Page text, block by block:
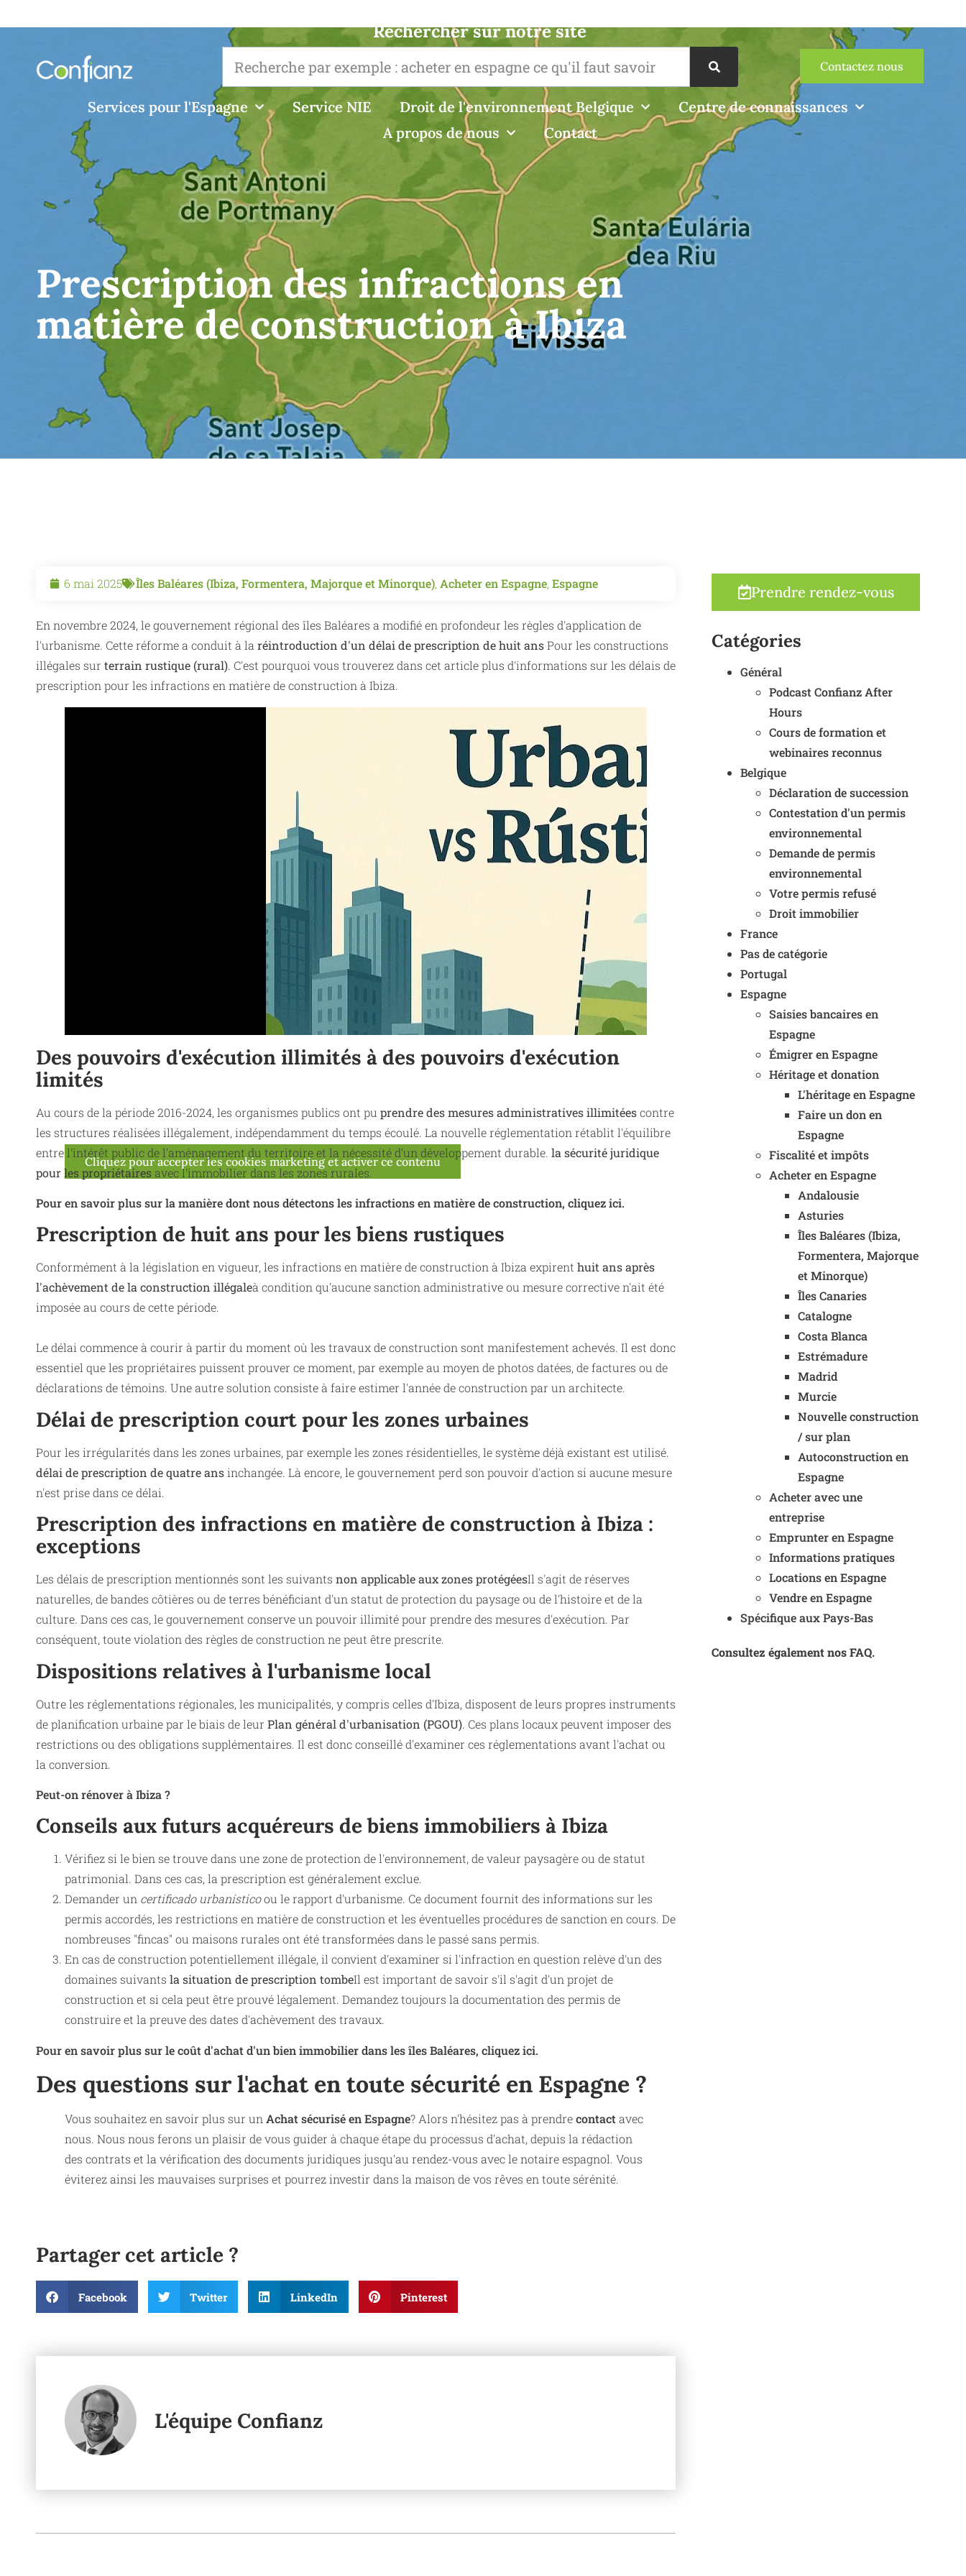
Rechercher sur notre site
Contactez nous
Services pour l'Espagne Service NIE Droit de l'environnement Belgique
Centre de connaissances
A propos de nous
Contact
Prescription des infractions en
matière de construction à Ibiza
6 mai 2025 Îles Baléares (Ibiza, Formentera, Majorque et Minorque), Acheter en Espagne, Espagne
En novembre 2024, le gouvernement régional des îles Baléares a modifié en profondeur les règles d'application de
l'urbanisme. Cette réforme a conduit à la réintroduction d'un délai de prescription de huit ansPour les constructions
illégales sur terrain rustique (rural). C'est pourquoi vous trouverez dans cet article plus d'informations sur les délais de
prescription pour les infractions en matière de construction à Ibiza.
Cliquez pour accepter les cookies marketing et activer ce contenu
Des pouvoirs d'exécution illimités à des pouvoirs d'exécution
limités
Au cours de la période 2016-2024, les organismes publics ont pu prendre des mesures administratives illimitéescontre
les structures réalisées illégalement, indépendamment du temps écoulé. La nouvelle réglementation rétablit l'équilibre
entre l'intérêt public de l'aménagement du territoire et la nécessité d'un développement durable. la sécurité juridique
pour les propriétaires avec l'immobilier dans les zones rurales.
Pour en savoir plus sur la manière dont nous détectons les infractions en matière de construction, cliquez ici.
Prescription de huit ans pour les biens rustiques
Conformément à la législation en vigueur, les infractions en matière de construction à Ibiza expirent huit ans après
l'achèvement de la construction illégaleà condition qu'aucune sanction administrative ou mesure corrective n'ait été
imposée au cours de cette période.
Le délai commence à courir à partir du moment où les travaux de construction sont manifestement achevés. Il est donc
essentiel que les propriétaires puissent prouver ce moment, par exemple au moyen de photos datées, de factures ou de
déclarations de témoins. Une autre solution consiste à faire estimer l'année de construction par un architecte.
Délai de prescription court pour les zones urbaines
Pour les irrégularités dans les zones urbaines, par exemple les zones résidentielles, le système déjà existant est utilisé.
délai de prescription de quatre ansinchangée. Là encore, le gouvernement perd son pouvoir d'action si aucune mesure
n'est prise dans ce délai.
Prescription des infractions en matière de construction à Ibiza :
exceptions
Les délais de prescription mentionnés sont les suivants non applicable aux zones protégéesIl s'agit de réserves
naturelles, de bandes côtières ou de terres bénéficiant d'un statut de protection du paysage ou de l'histoire et de la
culture. Dans ces cas, le gouvernement conserve un pouvoir illimité pour prendre des mesures d'exécution. Par
conséquent, toute violation des règles de construction ne peut être prescrite.
Dispositions relatives à l'urbanisme local
Outre les réglementations régionales, les municipalités, y compris celles d'Ibiza, disposent de leurs propres instruments
de planification urbaine par le biais de leur Plan général d'urbanisation (PGOU). Ces plans locaux peuvent imposer des
restrictions ou des obligations supplémentaires. Il est donc conseillé d'examiner ces réglementations avant l'achat ou
la conversion.
Peut-on rénover à Ibiza ?
Conseils aux futurs acquéreurs de biens immobiliers à Ibiza
Vérifiez si le bien se trouve dans une zone de protection de l'environnement, de valeur paysagère ou de statut
patrimonial. Dans ces cas, la prescription est généralement exclue.
Demander un certificado urbanísticoou le rapport d'urbanisme. Ce document fournit des informations sur les
permis accordés, les restrictions en matière de construction et les éventuelles procédures de sanction en cours. De
nombreuses "fincas" ou maisons rurales ont été transformées dans le passé sans permis.
En cas de construction potentiellement illégale, il convient d'examiner si l'infraction en question relève d'un des
domaines suivants la situation de prescription tombeIl est important de savoir s'il s'agit d'un projet de
construction et si cela peut être prouvé légalement. Demandez toujours la documentation des permis de
construire et la preuve des dates d'achèvement des travaux.
Pour en savoir plus sur le coût d'achat d'un bien immobilier dans les îles Baléares, cliquez ici.
Des questions sur l'achat en toute sécurité en Espagne ?
Vous souhaitez en savoir plus sur un Achat sécurisé en Espagne? Alors n'hésitez pas à prendrecontact avec
nous. Nous nous ferons un plaisir de vous guider à chaque étape du processus d'achat, depuis la rédaction
des contrats et la vérification des documents juridiques jusqu'au rendez-vous avec le notaire espagnol. Vous
éviterez ainsi les mauvaises surprises et pourrez investir dans la maison de vos rêves en toute sérénité.
Partager cet article ?
Facebook Twitter LinkedIn Pinterest
L'équipe Confianz
Prendre rendez-vous
Catégories
Général
Podcast Confianz After
Hours
Cours de formation et
webinaires reconnus
Belgique
Déclaration de succession
Contestation d'un permis
environnemental
Demande de permis
environnemental
Votre permis refusé
Droit immobilier
France
Pas de catégorie
Portugal
Espagne
Saisies bancaires en
Espagne
Émigrer en Espagne
Héritage et donation
L'héritage en Espagne
Faire un don en
Espagne
Fiscalité et impôts
Acheter en Espagne
Andalousie
Asturies
Îles Baléares (Ibiza,
Formentera, Majorque
et Minorque)
Îles Canaries
Catalogne
Costa Blanca
Estrémadure
Madrid
Murcie
Nouvelle construction
/ sur plan
Autoconstruction en
Espagne
Acheter avec une
entreprise
Emprunter en Espagne
Informations pratiques
Locations en Espagne
Vendre en Espagne
Spécifique aux Pays-Bas
Consultez également nos FAQ.